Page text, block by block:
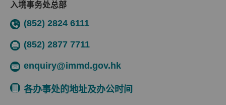
入境事务处总部
(852) 2824 6111
(852) 2877 7711
enquiry@immd.gov.hk
各办事处的地址及办公时间